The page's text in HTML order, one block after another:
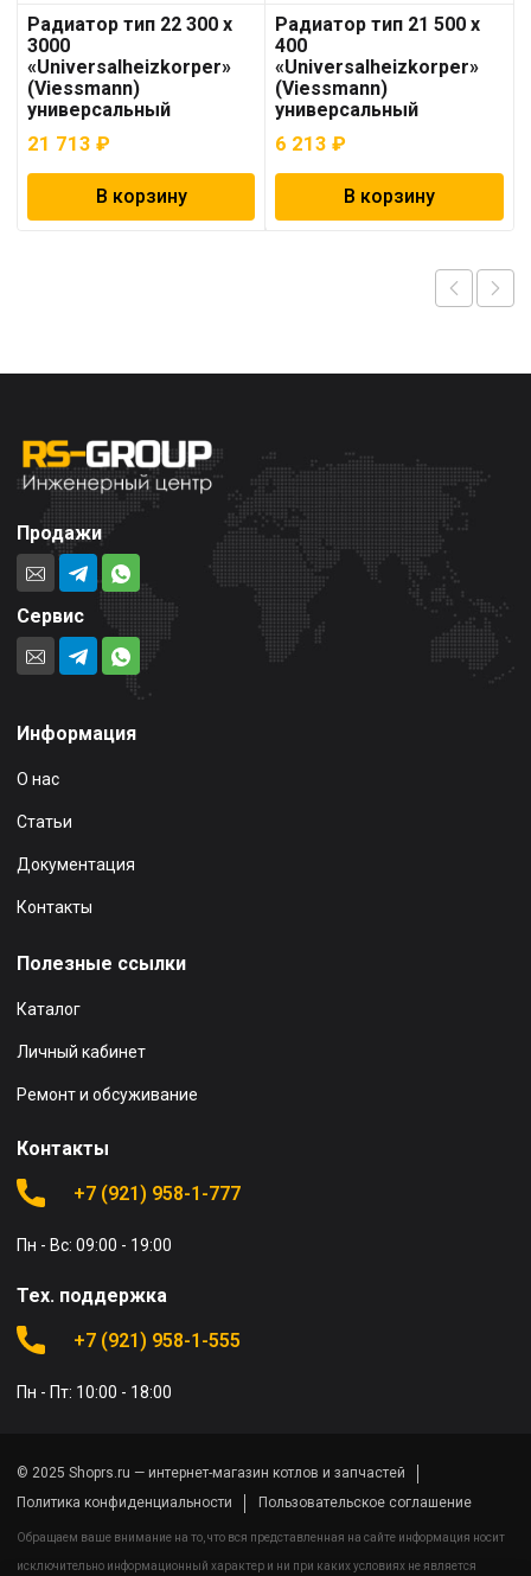
Радиатор тип 22 300 x
3000
«Universalheizkorper»
(Viessmann)
универсальный
21 713 ₽
В корзину
Радиатор тип 21 500 x
400
«Universalheizkorper»
(Viessmann)
универсальный
6 213₽
В корзину
Продажи
Сервис
Информация
О нас
Статьи
Документация
Контакты
Полезные ссылки
Каталог
Личный кабинет
Ремонт и обсуживание
Контакты
+7 (921) 958-1-777
Пн - Вс: 09:00 - 19:00
Тех. поддержка
+7 (921) 958-1-555
Пн - Пт: 10:00 - 18:00
© 2025 Shoprs.ru — интернет-магазин котлов и запчастей
Политика конфиденциальности
Пользовательское соглашение
Обращаем ваше внимание на то, что вся представленная на сайте информация носит
исключительно информационный характер и ни при каких условиях не является